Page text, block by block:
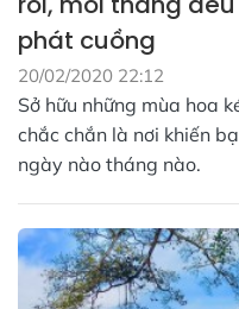
phát cuồng
20/02/2020 22:12
Sở hữu những mùa hoa
chắc chắn là nơi khiến
ngày nào tháng nào.